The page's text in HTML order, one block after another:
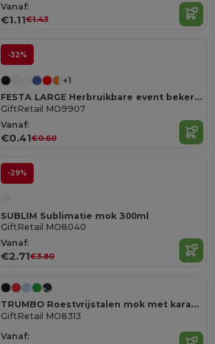
Vanaf:
€1.11€1.43
-32%
+1
FESTA LARGE Herbruikbare event beker 500ml
GiftRetail MO9907
Vanaf:
€0.41€0.60
-29%
SUBLIM Sublimatie mok 300ml
GiftRetail MO8040
Vanaf:
€2.71€3.80
TRUMBO Roestvrijstalen mok met karabijnhaak
GiftRetail MO8313
Vanaf: